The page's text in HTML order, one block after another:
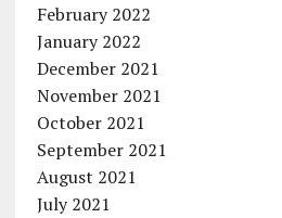
February 2022
January 2022
December 2021
November 2021
October 2021
September 2021
August 2021
July 2021